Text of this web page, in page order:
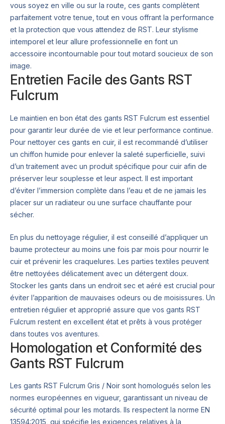
vous soyez en ville ou sur la route, ces gants complètent
parfaitement votre tenue, tout en vous offrant la performance
et la protection que vous attendez de RST. Leur stylisme
intemporel et leur allure professionnelle en font un
accessoire incontournable pour tout motard soucieux de son
image.
Entretien Facile des Gants RST
Fulcrum
Le maintien en bon état des gants RST Fulcrum est essentiel
pour garantir leur durée de vie et leur performance continue.
Pour nettoyer ces gants en cuir, il est recommandé d’utiliser
un chiffon humide pour enlever la saleté superficielle, suivi
d’un traitement avec un produit spécifique pour cuir afin de
préserver leur souplesse et leur aspect. Il est important
d’éviter l’immersion complète dans l’eau et de ne jamais les
placer sur un radiateur ou une surface chauffante pour
sécher.
En plus du nettoyage régulier, il est conseillé d’appliquer un
baume protecteur au moins une fois par mois pour nourrir le
cuir et prévenir les craquelures. Les parties textiles peuvent
être nettoyées délicatement avec un détergent doux.
Stocker les gants dans un endroit sec et aéré est crucial pour
éviter l’apparition de mauvaises odeurs ou de moisissures. Un
entretien régulier et approprié assure que vos gants RST
Fulcrum restent en excellent état et prêts à vous protéger
dans toutes vos aventures.
Homologation et Conformité des
Gants RST Fulcrum
Les gants RST Fulcrum Gris / Noir sont homologués selon les
normes européennes en vigueur, garantissant un niveau de
sécurité optimal pour les motards. Ils respectent la norme EN
13594:2015, qui spécifie les exigences relatives à la